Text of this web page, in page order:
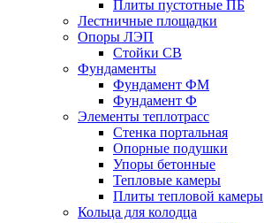
Плиты пустотные ПБ
Лестничные площадки
Опоры ЛЭП
Стойки СВ
Фундаменты
Фyндамент ФМ
Фyндамент Ф
Элементы теплотрасс
Стенка портальная
Опорные подушки
Упоры бетонные
Тепловые камеры
Плиты тепловой камеры
Кольца для колодца